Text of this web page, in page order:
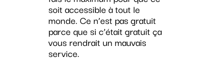
soit accessible à tout le
monde. Ce n’est pas gratuit
parce que si c’était gratuit ça
vous rendrait un mauvais
service.